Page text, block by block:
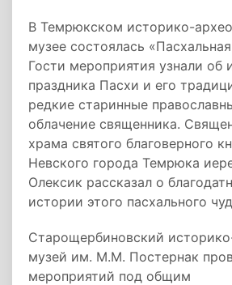
В Темрюкском историко-
музее состоялась
Гости мероприятия узнали об
праздника Пасхи и его
редкие старинные
облачение священника.
храма святого благоверного
Невского города Темрюка
Олексик рассказал о
истории этого пасхального
Старощербиновский
музей им. М.М. Постернак
мероприятий под общим